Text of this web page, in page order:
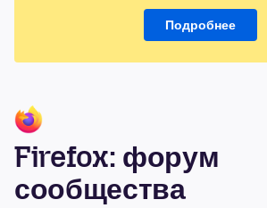
Подробнее
Firefox: форум
сообщества